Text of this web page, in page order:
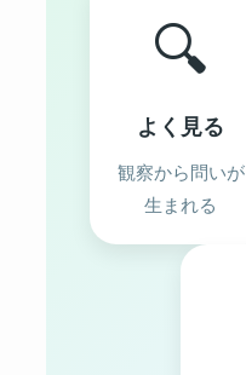
🔍
よく見る
観察から問いが
生まれる